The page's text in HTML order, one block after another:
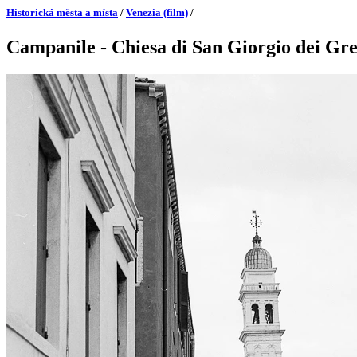
Historická města a místa / Venezia (film) /
Campanile - Chiesa di San Giorgio dei